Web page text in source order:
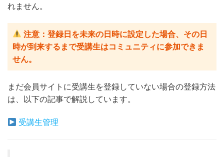
れません。
注意：登録日を未来の日時に設定した場合、その日
時が到来するまで受講生はコミュニティに参加できま
せん。
まだ会員サイトに受講生を登録していない場合の登録方法
は、以下の記事で解説しています。
受講生管理